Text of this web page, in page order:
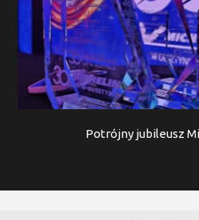
Potrójny jubileusz